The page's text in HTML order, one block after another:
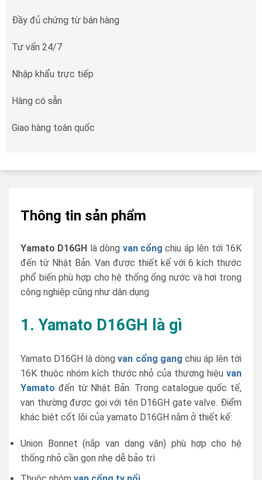
Đầy đủ chứng từ bán hàng
Tư vấn 24/7
Nhập khẩu trực tiếp
Hàng có sẵn
Giao hàng toàn quốc
Thông tin sản phẩm
Yamato D16GH là dòng van cổng chịu áp lên tới 16K
đến từ Nhật Bản. Van được thiết kế với 6 kích thước
phổ biến phù hợp cho hệ thống ống nước và hơi trong
công nghiệp cũng như dân dụng
1. Yamato D16GH là gì
Yamato D16GH là dòngvan cổng gang chịu áp lên tới
16K thuộc nhóm kích thước nhỏ của thương hiệu van
Yamato đến từ Nhật Bản. Trong catalogue quốc tế,
van thường được gọi với tên D16GH gate valve. Điểm
khác biệt cốt lõi của yamato D16GH nằm ở thiết kế:
Union Bonnet (nắp van dạng vặn) phù hợp cho hệ
thống nhỏ cần gọn nhẹ dễ bảo trì